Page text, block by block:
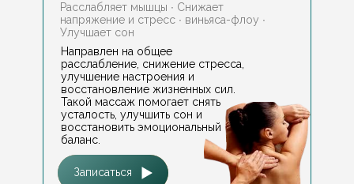
Направлен на общее
расслабление, снижение стресса,
улучшение настроения и
восстановление жизненных сил.
Такой массаж помогает снять
усталость, улучшить сон и
восстановить эмоциональный
баланс.
Расслабляет мышцы ∙ Снижает
напряжение и стресс ∙ виньяса-флоу ∙
Улучшает сон
Записаться